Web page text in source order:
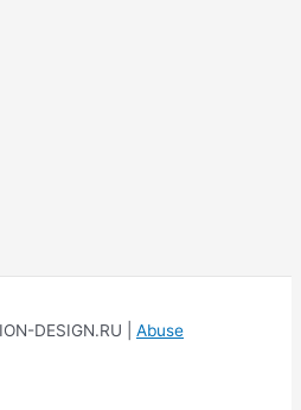
DESIGN.RU | Abuse